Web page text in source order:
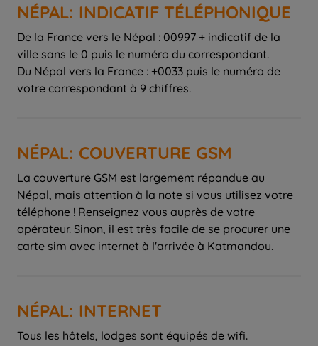
NÉPAL: INDICATIF TÉLÉPHONIQUE
De la France vers le Népal : 00997 + indicatif de la
ville sans le 0 puis le numéro du correspondant.
Du Népal vers la France : +0033 puis le numéro de
votre correspondant à 9 chiffres.
NÉPAL: COUVERTURE GSM
La couverture GSM est largement répandue au
Népal, mais attention à la note si vous utilisez votre
téléphone ! Renseignez vous auprès de votre
opérateur. Sinon, il est très facile de se procurer une
carte sim avec internet à l'arrivée à Katmandou.
NÉPAL: INTERNET
Tous les hôtels, lodges sont équipés de wifi.